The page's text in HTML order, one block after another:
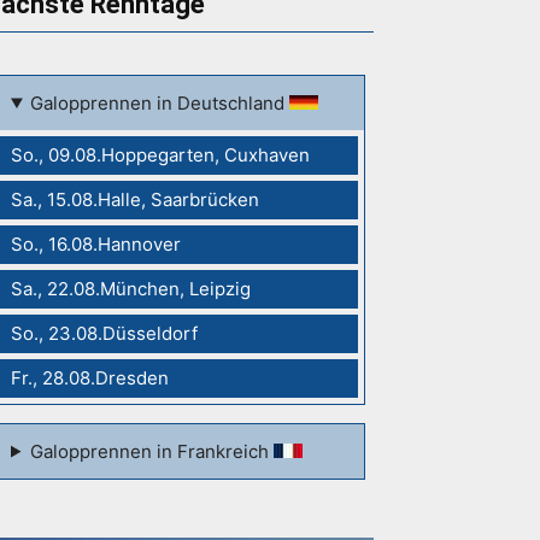
Galopprennen in Deutschland
So., 09.08.Hoppegarten, Cuxhaven
Sa., 15.08.Halle, Saarbrücken
So., 16.08.Hannover
Sa., 22.08.München, Leipzig
So., 23.08.Düsseldorf
Fr., 28.08.Dresden
Galopprennen in Frankreich